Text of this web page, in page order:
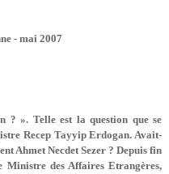
- mai 2007
? ». Telle est la question que se
Recep Tayyip Erdogan. Avait-
Ahmet Necdet Sezer ? Depuis fin
Ministre des Affaires Etrangères,